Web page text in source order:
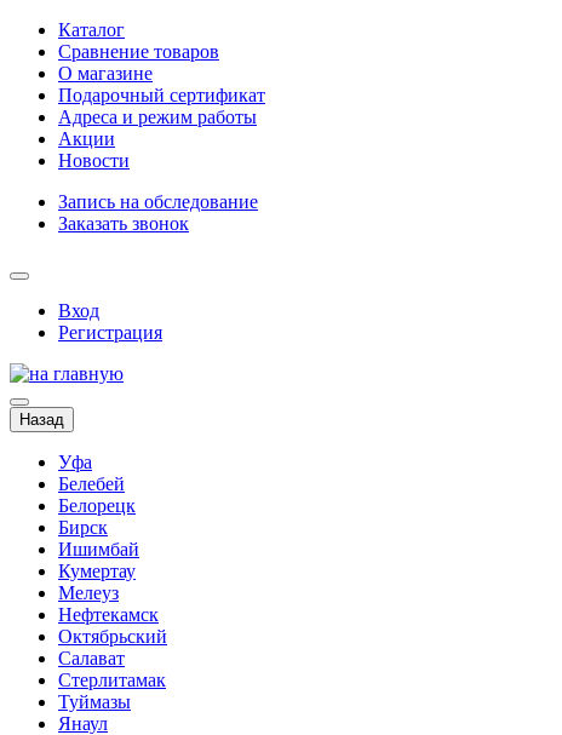
Каталог
Сравнение товаров
О магазине
Подарочный сертификат
Адреса и режим работы
Акции
Новости
Запись на обследование
Заказать звонок
Вход
Регистрация
Назад
Уфа
Белебей
Белорецк
Бирск
Ишимбай
Кумертау
Мелеуз
Нефтекамск
Октябрьский
Салават
Стерлитамак
Туймазы
Янаул